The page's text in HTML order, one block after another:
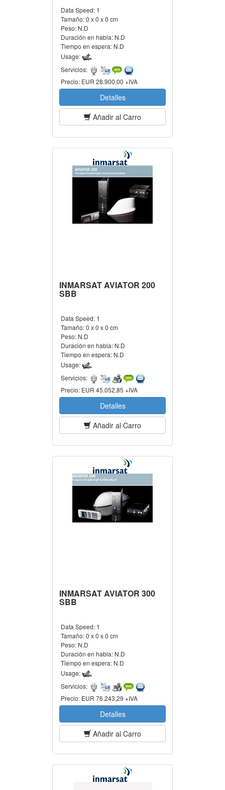
Data Speed: 1
Tamaño:0 x 0 x 0 cm
Peso: N.D
Duración en habla: N.D
Tiempo en espera: N.D
Usage:
Servicios:
Precio: EUR 28.900,00 +IVA
Detalles
Añadir al Carro
INMARSAT AVIATOR 200
SBB
Data Speed: 1
Tamaño:0 x 0 x 0 cm
Peso: N.D
Duración en habla: N.D
Tiempo en espera: N.D
Usage:
Servicios:
Precio: EUR 45.052,85 +IVA
Detalles
Añadir al Carro
INMARSAT AVIATOR 300
SBB
Data Speed: 1
Tamaño:0 x 0 x 0 cm
Peso: N.D
Duración en habla: N.D
Tiempo en espera: N.D
Usage:
Servicios:
Precio: EUR 76.243,29 +IVA
Detalles
Añadir al Carro